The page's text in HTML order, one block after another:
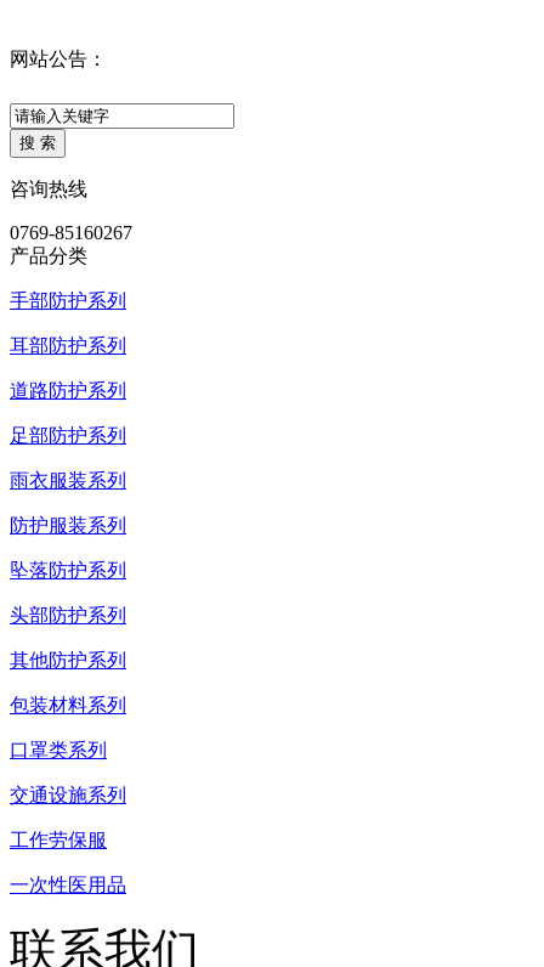
网站公告：
咨询热线
0769-85160267
产品分类
手部防护系列
耳部防护系列
道路防护系列
足部防护系列
雨衣服装系列
防护服装系列
坠落防护系列
头部防护系列
其他防护系列
包装材料系列
口罩类系列
交通设施系列
工作劳保服
一次性医用品
联系我们